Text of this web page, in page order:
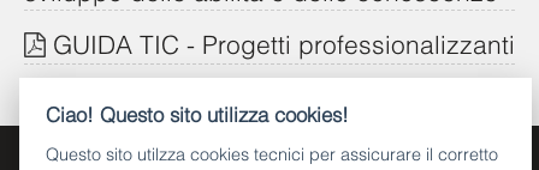
GUIDA TIC - Progetti professionalizzanti
Ciao! Questo sito utilizza cookies!
Questo sito utilzza cookies tecnici per assicurare il corretto